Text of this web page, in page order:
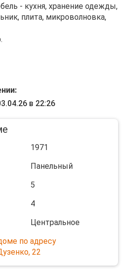
- кухня, хранение одежды,
плита, микроволновка,
в 22:26
1971
Панельный
5
4
Центральное
по адресу
22